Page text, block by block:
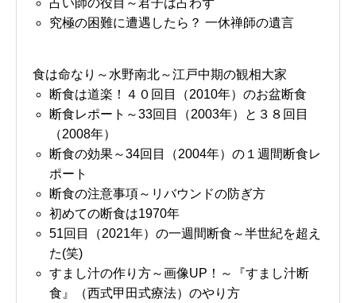
究極の困難に遭遇したら？ 一休禅師の遺言
食は命なり～水野南北～江戸中期の観相大家
断食は道楽！４０回目（2010年）のお盆断食
断食レポート～33回目（2003年）と３８回目
（2008年）
断食の効果～34回目（2004年）の１週間断食レ
ポート
断食の注意事項～リバウンドの防ぎ方
初めての断食は1970年
51回目（2021年）の一週間断食～半世紀を超え
た(笑)
すまし汁の作り方～画像UP！～『すまし汁断
食』（西式甲田式療法）のやり方